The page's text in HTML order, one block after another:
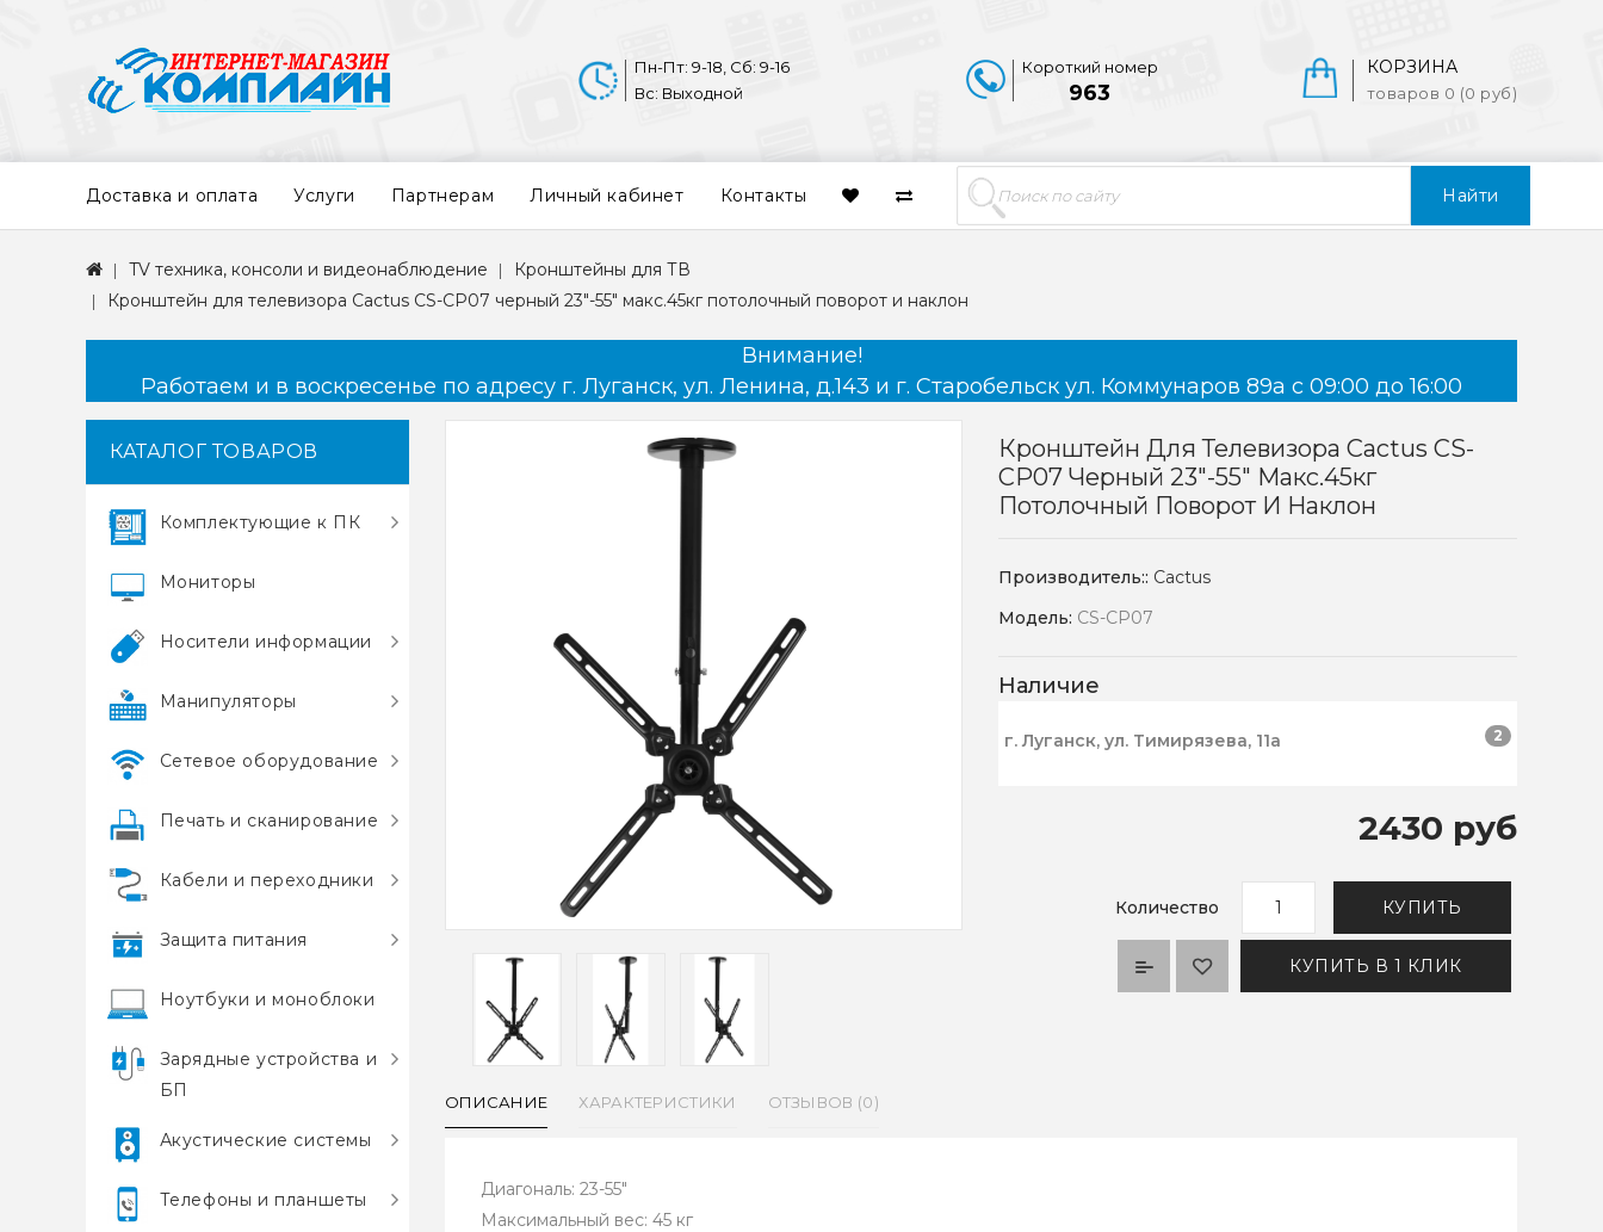
Найти
КОРЗИНА
товаров 0 (0 руб)
Короткий номер
963
Пн-Пт: 9-18, Сб: 9-16
Вс: Выходной
Доставка и оплата Услуги Партнерам Личный кабинет Контакты
TV техника, консоли и видеонаблюдение
Кронштейны для ТВ
Кронштейн для телевизора Cactus CS-CP07 черный 23"-55" макс.45кг потолочный поворот и наклон
Внимание!
Работаем и в воскресенье по адресу г. Луганск, ул. Ленина, д.143 и г. Старобельск ул. Коммунаров 89а с 09:00 до 16:00
КАТАЛОГ ТОВАРОВ
Комплектующие к ПК
Мониторы
Носители информации
Манипуляторы
Сетевое оборудование
Печать и сканирование
Кабели и переходники
Защита питания
Ноутбуки и моноблоки
Зарядные устройства и
БП
Акустические системы
Телефоны и планшеты
Кронштейн Для Телевизора Cactus CS-
CP07 Черный 23"-55" Макс.45кг
Потолочный Поворот И Наклон
Производитель:: Cactus
Модель: CS-CP07
Наличие
г. Луганск, ул. Тимирязева, 11а 2
2430 руб
Количество КУПИТЬ
КУПИТЬ В 1 КЛИК
ОПИСАНИЕ ХАРАКТЕРИСТИКИ ОТЗЫВОВ (0)
Диагональ: 23-55"
Максимальный вес: 45 кг